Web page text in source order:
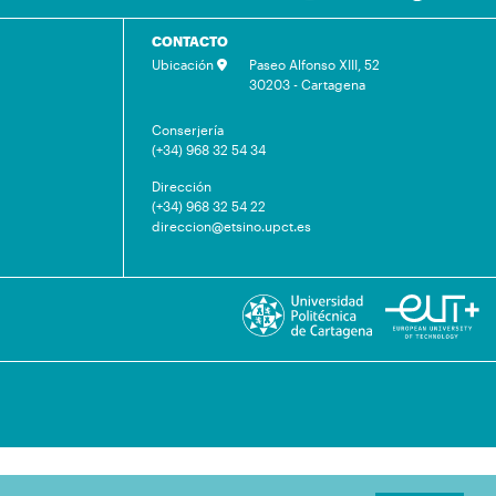
CONTACTO
Ubicación
Paseo Alfonso XIII, 52
30203 - Cartagena
Conserjería
(+34) 968 32 54 34
Dirección
(+34) 968 32 54 22
direccion@etsino.upct.es